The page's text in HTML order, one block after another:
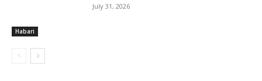
Habari
July 31, 2026